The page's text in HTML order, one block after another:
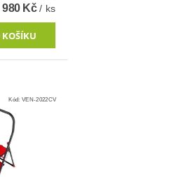
980 Kč/ ks
Kód: VEN-2022CV